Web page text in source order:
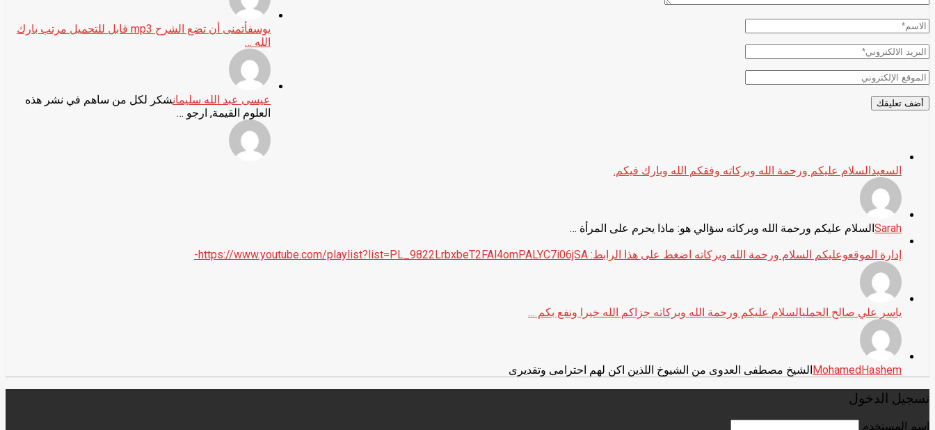
يوسف
أتمنى أن تضع الشرح mp3 قابل للتحميل مرتب بارك
الله …
عيسى عبد الله سليمانشكر لكل من ساهم في نشر هذه
العلوم القيمة, ارجو …
السعيدالسلام عليكم ورحمة الله وبركاته وفقكم الله وبارك فيكم.
Sarahالسلام عليكم ورحمة الله وبركاته سؤالي هو: ماذا يحرم على المرأة …
إدارة الموقعوعليكم السلام ورحمة الله وبركاته اضغط على هذا الرابط: https://www.youtube.com/playlist?list=PL_9822LrbxbeT2FAl4omPALYC7i06jSA-
ياسر علي صالح الحمليالسلام عليكم ورحمة الله وبركاته جزاكم الله خيرا ونفع بكم …
MohamedHashemالشيخ مصطفى العدوى من الشيوخ اللذين اكن لهم احترامى وتقديرى
تسجيل الدخول
اسم المستخدم